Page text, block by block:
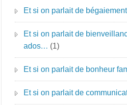
Et si on parlait de
Et si on parlait de
ados… (1)
Et si on parlait de bonheur
Et si on parlait de